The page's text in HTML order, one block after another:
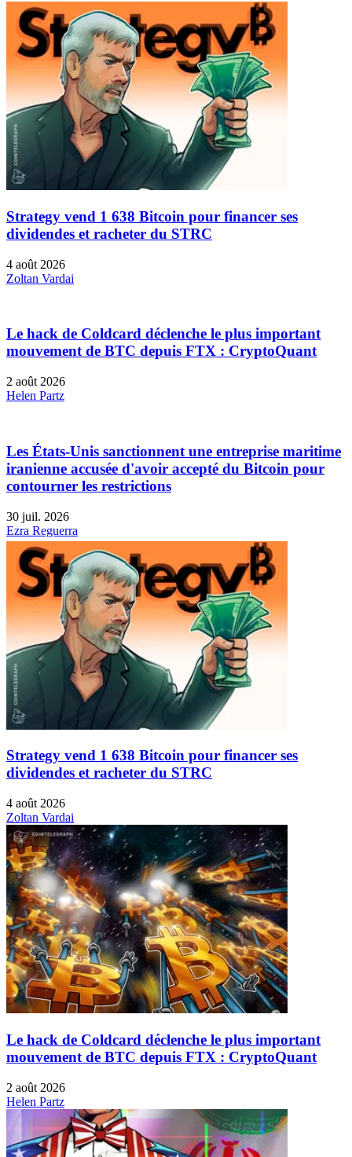
Strategy vend 1 638 Bitcoin pour financer ses
dividendes et racheter du STRC
4 août 2026
Zoltan Vardai
Le hack de Coldcard déclenche le plus important
mouvement de BTC depuis FTX : CryptoQuant
2 août 2026
Helen Partz
Les États-Unis sanctionnent une entreprise maritime
iranienne accusée d'avoir accepté du Bitcoin pour
contourner les restrictions
30 juil. 2026
Ezra Reguerra
Strategy vend 1 638 Bitcoin pour financer ses
dividendes et racheter du STRC
4 août 2026
Zoltan Vardai
Le hack de Coldcard déclenche le plus important
mouvement de BTC depuis FTX : CryptoQuant
2 août 2026
Helen Partz